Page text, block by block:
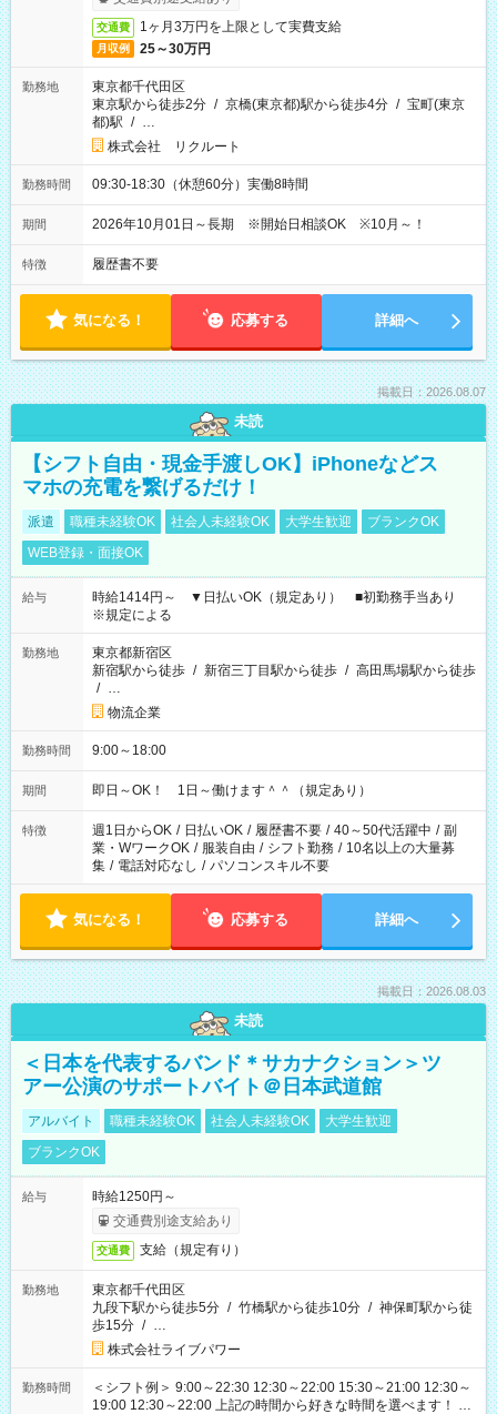
交通費 1ヶ月3万円を上限として実費支給
月収例 25～30万円
勤務地
東京都千代田区
東京駅から徒歩2分 / 京橋(東京都)駅から徒歩4分 / 宝町(東京
都)駅 / …
株式会社 リクルート
勤務時間 09:30-18:30（休憩60分）実働8時間
期間 2026年10月01日～長期 ※開始日相談OK ※10月～！
特徴 履歴書不要
気になる！ 応募する 詳細へ
掲載日：2026.08.07
未読
【シフト自由・現金手渡しOK】iPhoneなどス
マホの充電を繋げるだけ！
派遣 職種未経験OK 社会人未経験OK 大学生歓迎
ブランクOK
WEB登録・面接OK
給与
時給1414円～ ▼日払いOK（規定あり） ■初勤務手当あり
※規定による
勤務地
東京都新宿区
新宿駅から徒歩 / 新宿三丁目駅から徒歩 / 高田馬場駅から徒歩
/ …
物流企業
勤務時間 9:00～18:00
期間 即日～OK！ 1日～働けます＾＾（規定あり）
特徴 週1日からOK / 日払いOK / 履歴書不要 / 40～50代活躍中 / 副
業・WワークOK / 服装自由 / シフト勤務 / 10名以上の大量募
集 / 電話対応なし / パソコンスキル不要
気になる！ 応募する 詳細へ
掲載日：2026.08.03
未読
＜日本を代表するバンド＊サカナクション＞ツ
アー公演のサポートバイト＠日本武道館
アルバイト 職種未経験OK 社会人未経験OK
大学生歓迎
ブランクOK
給与
時給1250円～
交通費別途支給あり
交通費 支給（規定有り）
勤務地
東京都千代田区
九段下駅から徒歩5分 / 竹橋駅から徒歩10分 / 神保町駅から徒
歩15分 / …
株式会社ライブパワー
勤務時間
＜シフト例＞ 9:00～22:30 12:30～22:00 15:30～21:00 12:30～
19:00 12:30～22:00 上記の時間から好きな時間を選べます！ ※